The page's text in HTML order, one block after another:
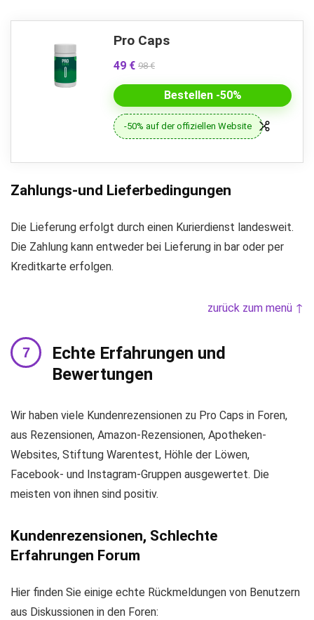
Pro Caps
49 € 98 €
Bestellen -50%
-50% auf der offiziellen Website
Zahlungs-und Lieferbedingungen
Die Lieferung erfolgt durch einen Kurierdienst landesweit.
Die Zahlung kann entweder bei Lieferung in bar oder per
Kreditkarte erfolgen.
zurück zum menü ↑
Echte Erfahrungen und
Bewertungen
Wir haben viele Kundenrezensionen zu Pro Caps in Foren,
aus Rezensionen, Amazon-Rezensionen, Apotheken-
Websites, Stiftung Warentest, Höhle der Löwen,
Facebook- und Instagram-Gruppen ausgewertet. Die
meisten von ihnen sind positiv.
Kundenrezensionen, Schlechte
Erfahrungen Forum
Hier finden Sie einige echte Rückmeldungen von Benutzern
aus Diskussionen in den Foren: